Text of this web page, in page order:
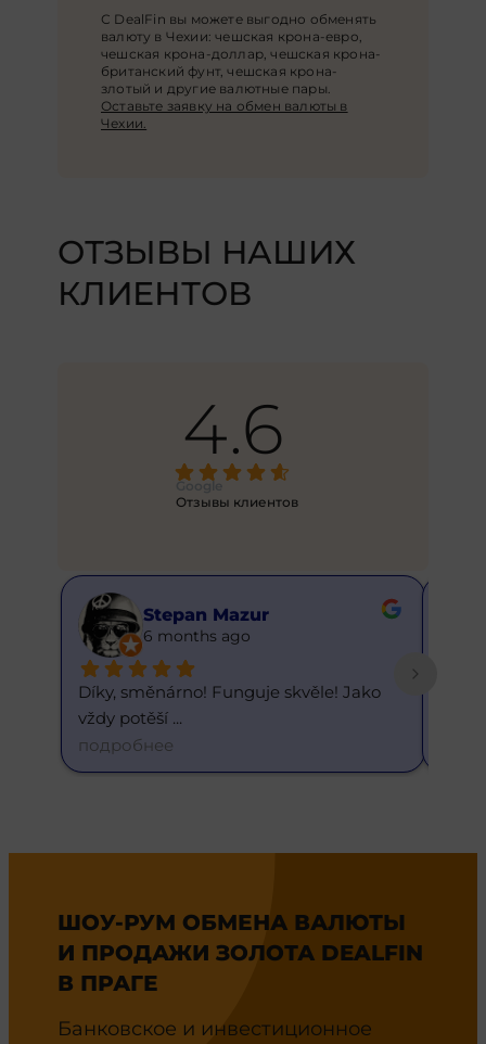
С DealFin вы можете выгодно обменять
валюту в Чехии: чешская крона-евро,
чешская крона-доллар, чешская крона-
британский фунт, чешская крона-
злотый и другие валютные пары.
Оставьте заявку на обмен валюты в
Чехии.
ОТЗЫВЫ НАШИХ
КЛИЕНТОВ
4.6
Google
Отзывы клиентов
Stepan Mazur
6 months ago
Díky, směnárno! Funguje skvěle! Jako
vždy potěší ...
подробнее
Skvělý
ШОУ-РУМ ОБМЕНА ВАЛЮТЫ
И ПРОДАЖИ ЗОЛОТА DEALFIN
В ПРАГЕ
Банковское и инвестиционное